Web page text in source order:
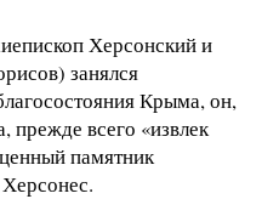
Херсонский и
занялся
Крыма, он,
прежде всего «извлек
памятник